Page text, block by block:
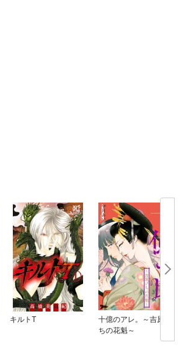
キルトT
十億のアレ。～吉原い
ちの花魁～